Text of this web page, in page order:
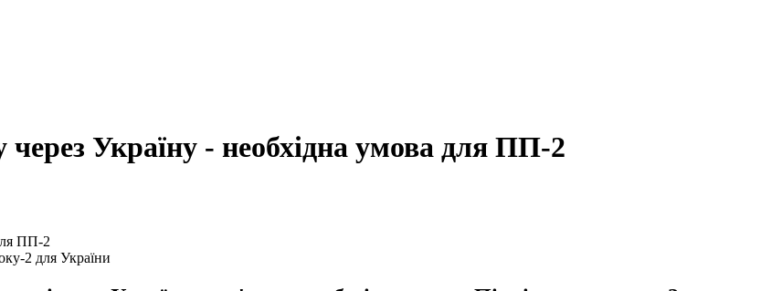
Україну - необхідна умова для ПП-2
2 для України